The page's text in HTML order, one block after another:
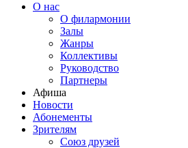
О нас
О филармонии
Залы
Жанры
Коллективы
Руководство
Партнеры
Афиша
Новости
Абонементы
Зрителям
Союз друзей